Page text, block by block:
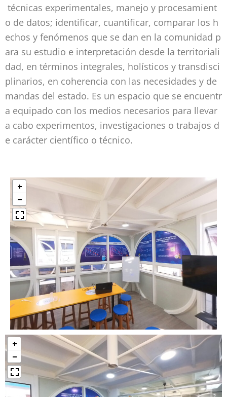
técnicas experimentales, manejo y procesamient
o de datos; identificar, cuantificar, comparar los h
echos y fenómenos que se dan en la comunidad p
ara su estudio e interpretación desde la territoriali
dad, en términos integrales, holísticos y transdisci
plinarios, en coherencia con las necesidades y de
mandas del estado. Es un espacio que se encuentr
a equipado con los medios necesarios para llevar
a cabo experimentos, investigaciones o trabajos d
e carácter científico o técnico.